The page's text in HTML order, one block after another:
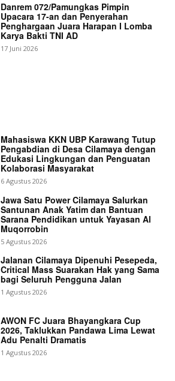
Danrem 072/Pamungkas Pimpin
Upacara 17-an dan Penyerahan
Penghargaan Juara Harapan I Lomba
Karya Bakti TNI AD
17 Juni 2026
Mahasiswa KKN UBP Karawang Tutup
Pengabdian di Desa Cilamaya dengan
Edukasi Lingkungan dan Penguatan
Kolaborasi Masyarakat
6 Agustus 2026
Jawa Satu Power Cilamaya Salurkan
Santunan Anak Yatim dan Bantuan
Sarana Pendidikan untuk Yayasan Al
Muqorrobin
5 Agustus 2026
Jalanan Cilamaya Dipenuhi Pesepeda,
Critical Mass Suarakan Hak yang Sama
bagi Seluruh Pengguna Jalan
1 Agustus 2026
AWON FC Juara Bhayangkara Cup
2026, Taklukkan Pandawa Lima Lewat
Adu Penalti Dramatis
1 Agustus 2026